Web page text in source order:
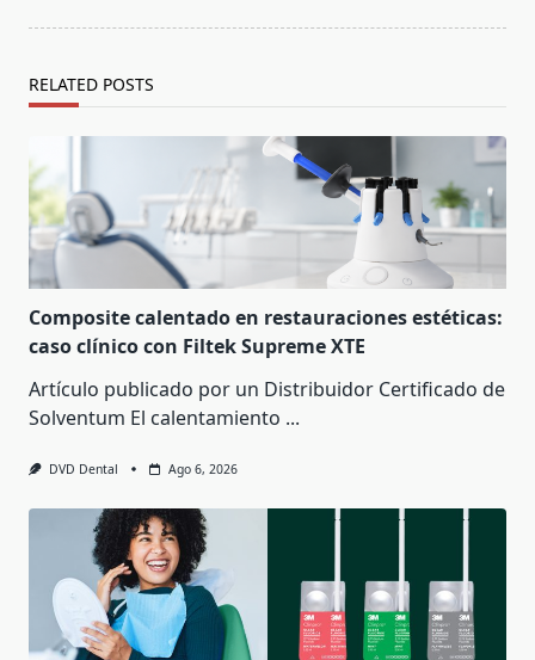
RELATED POSTS
Composite calentado en restauraciones estéticas:
caso clínico con Filtek Supreme XTE
Artículo publicado por un Distribuidor Certificado de
Solventum El calentamiento ...
DVD Dental Ago 6, 2026